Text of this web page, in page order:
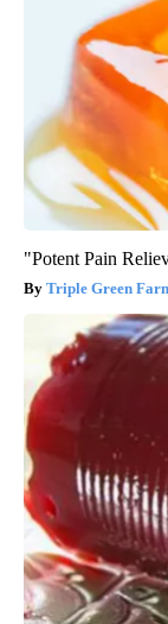
"Potent Pain
Triple Green